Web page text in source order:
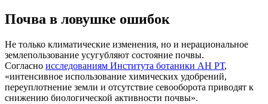
Почва в ловушке ошибок
Не только климатические изменения, но и нерациональное
землепользование усугубляют состояние почвы.
Согласно исследованиям Института ботаники АН РТ,
«интенсивное использование химических удобрений,
переуплотнение земли и отсутствие севооборота приводят к
снижению биологической активности почвы».